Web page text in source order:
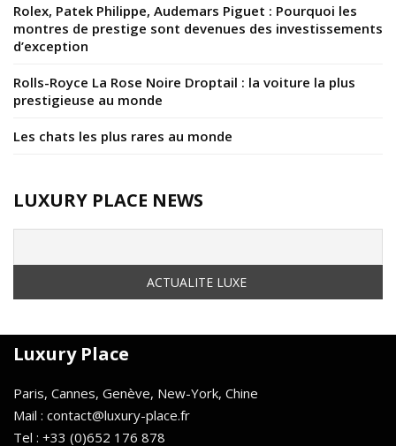
Rolex, Patek Philippe, Audemars Piguet : Pourquoi les
montres de prestige sont devenues des investissements
d’exception
Rolls-Royce La Rose Noire Droptail : la voiture la plus
prestigieuse au monde
Les chats les plus rares au monde
LUXURY PLACE NEWS
Luxury Place
Paris, Cannes, Genève, New-York, Chine
Mail : contact@luxury-place.fr
Tel : +33 (0)652 176 878